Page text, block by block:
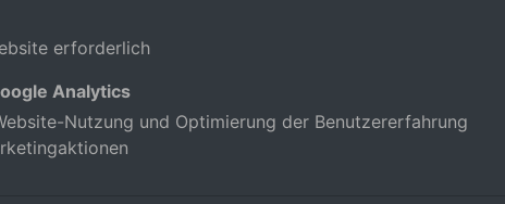
erforderlich
Analytics
Nutzung und Optimierung der Benutzererfahrung